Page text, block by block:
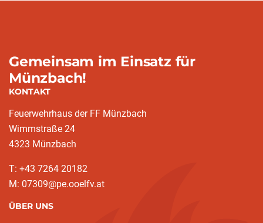
Gemeinsam im Einsatz für
Münzbach!
KONTAKT
Feuerwehrhaus der FF Münzbach
Wimmstraße 24
4323 Münzbach
T: +43 7264 20182
M: 07309@pe.ooelfv.at
ÜBER UNS